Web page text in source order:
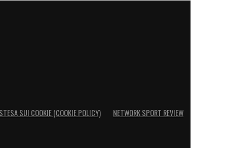
SUI COOKIE (COOKIE POLICY) NETWORK SPORT REVIEW